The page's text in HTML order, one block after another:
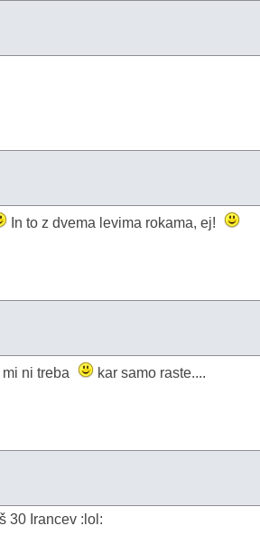
In to z dvema levima rokama, ej!
ni treba kar samo raste....
30 Irancev :lol: